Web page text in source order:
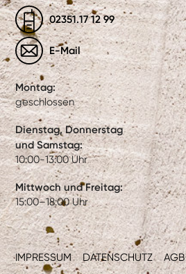
IMPRESSUM DATENSCHUTZ AGB
02351.17 12 99
E-Mail
Montag:
geschlossen
Dienstag, Donnerstag
und Samstag:
10:00-13:00 Uhr
Mittwoch und Freitag:
15:00–18:00 Uhr